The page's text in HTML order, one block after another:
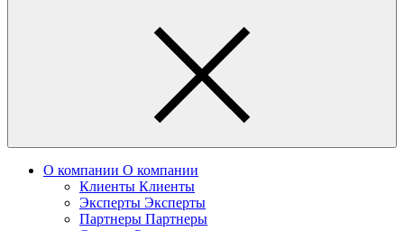
О компании О компании
Клиенты Клиенты
Эксперты Эксперты
Партнеры Партнеры